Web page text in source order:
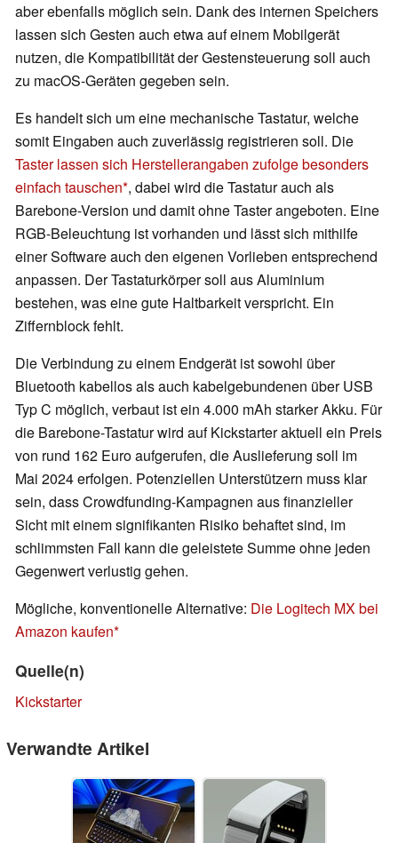
aber ebenfalls möglich sein. Dank des internen Speichers
lassen sich Gesten auch etwa auf einem Mobilgerät
nutzen, die Kompatibilität der Gestensteuerung soll auch
zu macOS-Geräten gegeben sein.
Es handelt sich um eine mechanische Tastatur, welche
somit Eingaben auch zuverlässig registrieren soll. Die
Taster lassen sich Herstellerangaben zufolge besonders
einfach tauschen , dabei wird die Tastatur auch als
Barebone-Version und damit ohne Taster angeboten. Eine
RGB-Beleuchtung ist vorhanden und lässt sich mithilfe
einer Software auch den eigenen Vorlieben entsprechend
anpassen. Der Tastaturkörper soll aus Aluminium
bestehen, was eine gute Haltbarkeit verspricht. Ein
Ziffernblock fehlt.
Die Verbindung zu einem Endgerät ist sowohl über
Bluetooth kabellos als auch kabelgebundenen über USB
Typ C möglich, verbaut ist ein 4.000 mAh starker Akku. Für
die Barebone-Tastatur wird auf Kickstarter aktuell ein Preis
von rund 162 Euro aufgerufen, die Auslieferung soll im
Mai 2024 erfolgen. Potenziellen Unterstützern muss klar
sein, dass Crowdfunding-Kampagnen aus finanzieller
Sicht mit einem signifikanten Risiko behaftet sind, im
schlimmsten Fall kann die geleistete Summe ohne jeden
Gegenwert verlustig gehen.
Mögliche, konventionelle Alternative: Die Logitech MX bei
Amazon kaufen
Quelle(n)
Kickstarter
Verwandte Artikel